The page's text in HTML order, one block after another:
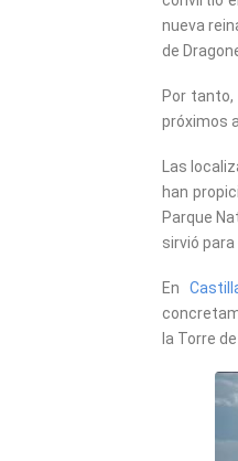
nueva
de
Por
próximos
Las
han
Parque
sirvió para
En
la Torre